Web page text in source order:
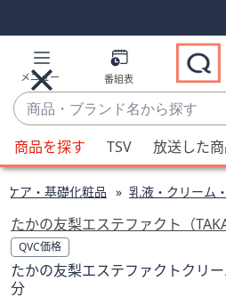
Links
Links2
メニュー 番組表
商
品・
ブ
ラ
ン
名
か
ら
探
候
補
利
用
可
能
な
商品を探す TSV 放送した
ケア・基礎化粧品 乳液・クリーム
たかの友梨エステファクト（
QVC価格
たかの友梨エステファクトクリ
分